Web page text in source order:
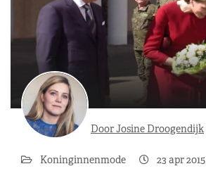
Door Josine Droogendijk
Koninginnenmode 23 apr 2015